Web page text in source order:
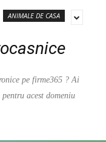
ANIMALE DE CASA
pe firme365 ? Ai
acest domeniu